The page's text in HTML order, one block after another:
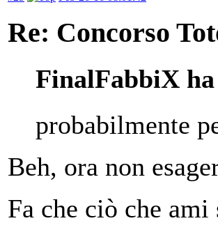
Re: Concorso
FinalFabbiX
probabilmente
Beh, ora non
Fa che ciò che